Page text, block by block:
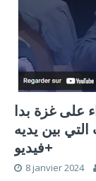
على غزة بدا
بين يديه
+فيديو
8 janvier 2024